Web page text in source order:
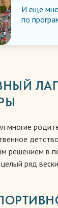
И еще
по
многие
в
ряд